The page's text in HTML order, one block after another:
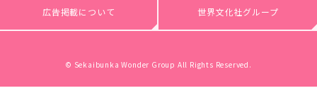
広告掲載について 世界文化社グループ
© Sekaibunka Wonder Group All Rights Reserved.